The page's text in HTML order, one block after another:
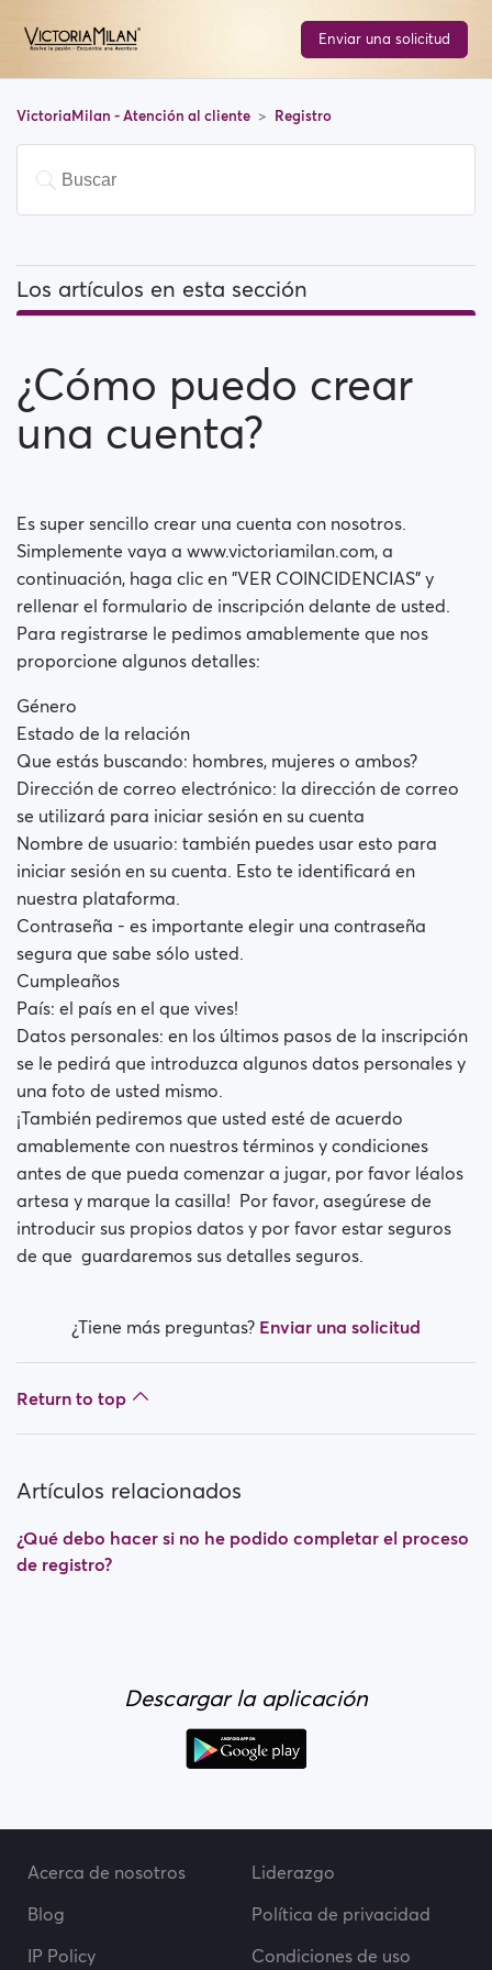
Enviar una solicitud
VictoriaMilan - Atención al cliente Registro
Los artículos en esta sección
¿Qué debo hacer si no he podido completar el
proceso de registro?
¿Cómo puedo crear
una cuenta?
Es super sencillo crear una cuenta con nosotros.
Simplemente vaya a www.victoriamilan.com, a
continuación, haga clic en "VER COINCIDENCIAS" y
rellenar el formulario de inscripción delante de usted.
Para registrarse le pedimos amablemente que nos
proporcione algunos detalles:
Género
Estado de la relación
Que estás buscando: hombres, mujeres o ambos?
Dirección de correo electrónico: la dirección de correo
se utilizará para iniciar sesión en su cuenta
Nombre de usuario: también puedes usar esto para
iniciar sesión en su cuenta. Esto te identificará en
nuestra plataforma.
Contraseña - es importante elegir una contraseña
segura que sabe sólo usted.
Cumpleaños
País: el país en el que vives!
Datos personales: en los últimos pasos de la inscripción
se le pedirá que introduzca algunos datos personales y
una foto de usted mismo.
​¡También pediremos que usted esté de acuerdo
amablemente con nuestros términos y condiciones
antes de que pueda comenzar a jugar, por favor léalos
artesa y marque la casilla! Por favor, asegúrese de
introducir sus propios datos y por favor estar seguros
de que guardaremos sus detalles seguros.
¿Tiene más preguntas? Enviar una solicitud
Return to top
Artículos relacionados
¿Qué debo hacer si no he podido completar el proceso
de registro?
Descargar la aplicación
Acerca de nosotros
Liderazgo
Blog
Política de privacidad
IP Policy
Condiciones de uso